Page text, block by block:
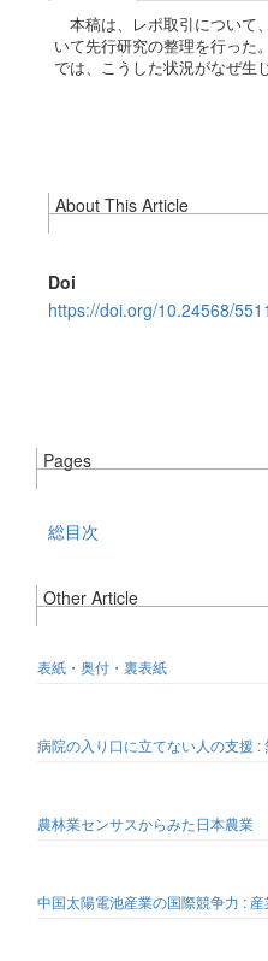
本稿は、レポ取引について
いて先行研究の整理を行った
では、こうした状況がなぜ生
About This Article
Doi
https://doi.org/10.24568/
Pages
総目次
Other Article
表紙・奥付・裏表紙
病院の入り口に立てない人の支援
農林業センサスからみた日本農業
中国太陽電池産業の国際競争力 :